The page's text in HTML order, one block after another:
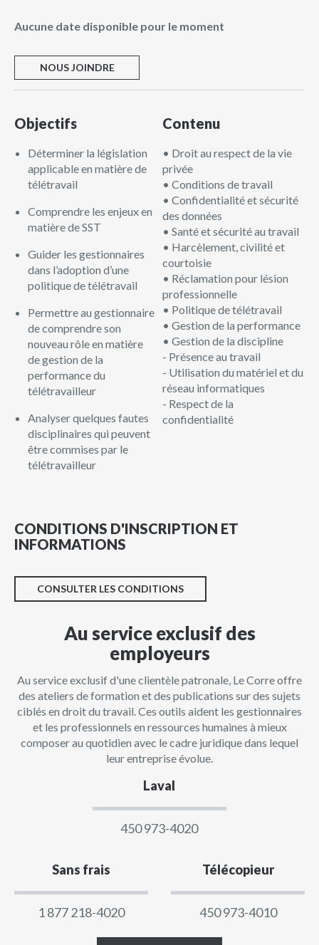
Aucune date disponible pour le moment
NOUS JOINDRE
Objectifs
Déterminer la législation
applicable en matière de
télétravail
Comprendre les enjeux en
matière de SST
Guider les gestionnaires
dans l’adoption d’une
politique de télétravail
Permettre au gestionnaire
de comprendre son
nouveau rôle en matière
de gestion de la
performance du
télétravailleur
Analyser quelques fautes
disciplinaires qui peuvent
être commises par le
télétravailleur
Contenu
• Droit au respect de la vie
privée
• Conditions de travail
• Confidentialité et sécurité
des données
• Santé et sécurité au travail
• Harcèlement, civilité et
courtoisie
• Réclamation pour lésion
professionnelle
• Politique de télétravail
• Gestion de la performance
• Gestion de la discipline
- Présence au travail
- Utilisation du matériel et du
réseau informatiques
- Respect de la
confidentialité
CONDITIONS D'INSCRIPTION ET
INFORMATIONS
CONSULTER LES CONDITIONS
Au service exclusif des
employeurs
Au service exclusif d'une clientèle patronale, Le Corre offre
des ateliers de formation et des publications sur des sujets
ciblés en droit du travail. Ces outils aident les gestionnaires
et les professionnels en ressources humaines à mieux
composer au quotidien avec le cadre juridique dans lequel
leur entreprise évolue.
Laval
450 973-4020
Sans frais
1 877 218-4020
Télécopieur
450 973-4010